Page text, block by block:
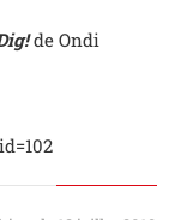
de Ondi